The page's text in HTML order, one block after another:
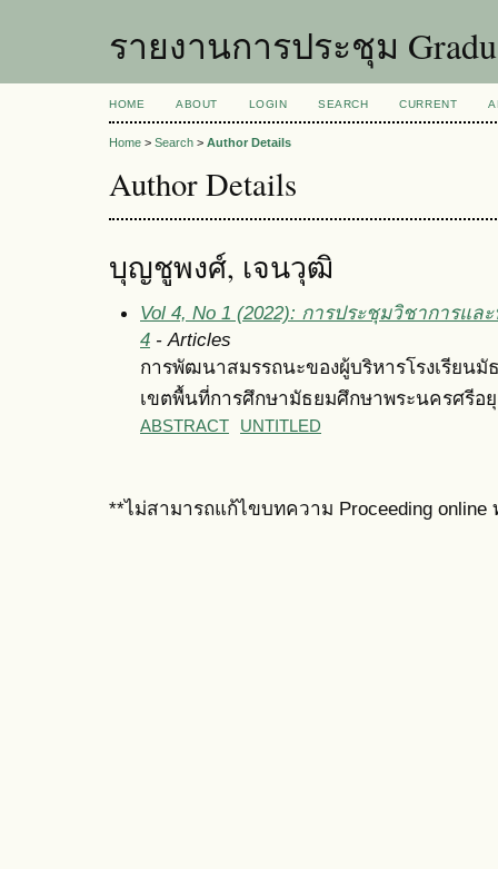
รายงานการประชุม
HOME ABOUT LOGIN SEARCH CURRENT
Home > Search > Author Details
Author Details
บุญชูพงศ์, เจนวุฒิ
Vol 4, No 1 (2022): การประชุมวิชาการแ
4 - Articles
การพัฒนาสมรรถนะของผู้บริหารโรงเรียน
เขตพื้นที่การศึกษามัธยมศึกษาพระนครศรีอ
ABSTRACT UNTITLED
**ไม่สามารถแก้ไขบทความ Proceeding